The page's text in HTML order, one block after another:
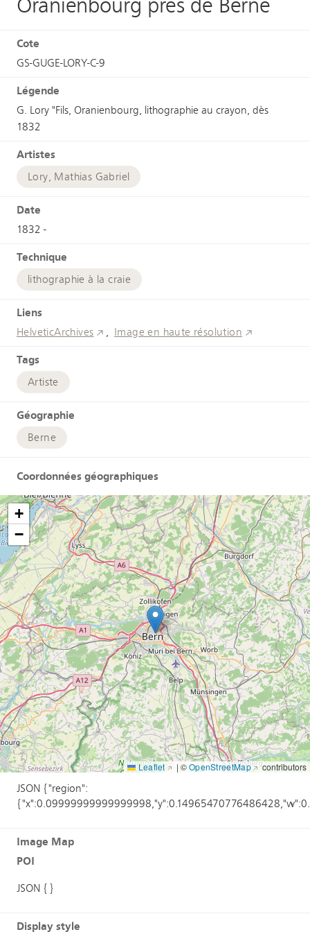
Oranienbourg près de Berne
Cote
GS-GUGE-LORY-C-9
Légende
G. Lory "Fils, Oranienbourg, lithographie au crayon, dès
1832
Artistes
Lory, Mathias Gabriel
Date
1832 -
Technique
lithographie à la craie
Liens
HelveticArchives Image en haute résolution
Tags
Artiste
Géographie
Berne
Coordonnées géographiques
+
−
Leaflet | ©OpenStreetMap contributors
Annotations
POI
JSON {"region":
Image Map
POI
JSON {}
Display style